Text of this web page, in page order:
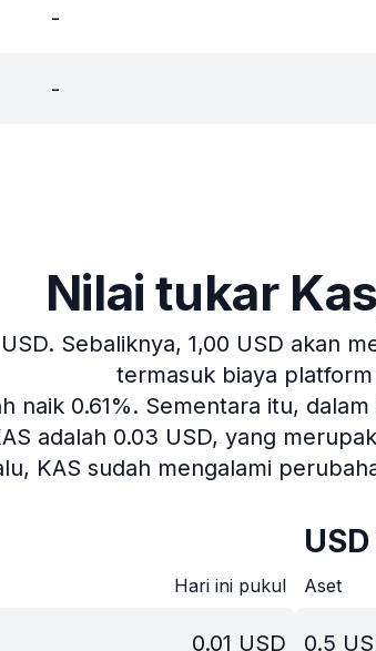
-
-
Nilai tukar
Sebaliknya, 1,00 USD akan
termasuk biaya
naik 0.61%. Sementara itu,
adalah 0.03 USD, yang
KAS sudah mengalami
Hari ini pukul
0.01 USD
Aset
0.5